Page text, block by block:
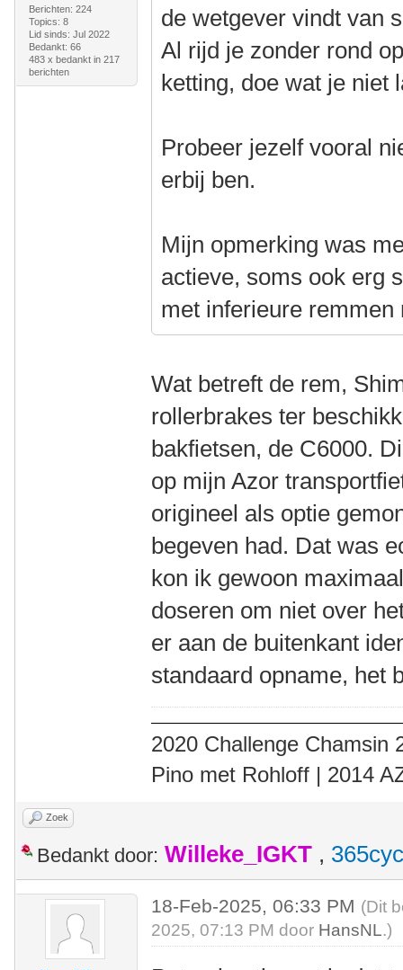
Berichten: 224
Topics: 8
Lid sinds: Jul 2022
Bedankt: 66
483 x bedankt in 217
berichten
de wetgever vindt van
Al rijd je zonder rond
ketting, doe wat je niet
Probeer jezelf vooral
erbij ben.
Mijn opmerking was
actieve, soms ook erg
met inferieure
Wat betreft de rem,
rollerbrakes ter
bakfietsen, de C6000.
op mijn Azor
origineel als optie
begeven had. Dat was
kon ik gewoon
doseren om niet over
er aan de buitenkant
standaard opname, het
2020 Challenge Chamsin
Pino met Rohloff | 2014
Zoek
Bedankt door: Willeke_IGKT ,
18-Feb-2025, 06:33 PM (Dit
2025, 07:13 PM door HansNL.)